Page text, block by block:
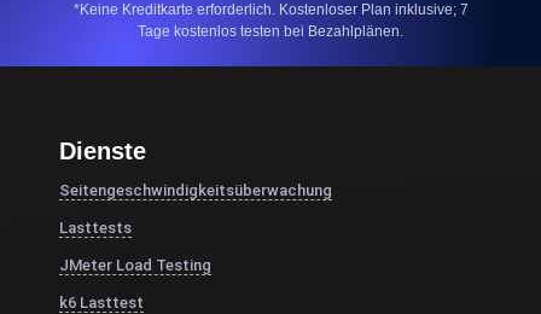
*Keine Kreditkarte erforderlich. Kostenloser Plan inklusive; 7
Tage kostenlos testen bei Bezahlplänen.
Dienste
Seitengeschwindigkeitsüberwachung
Lasttests
JMeter Load Testing
k6 Lasttest